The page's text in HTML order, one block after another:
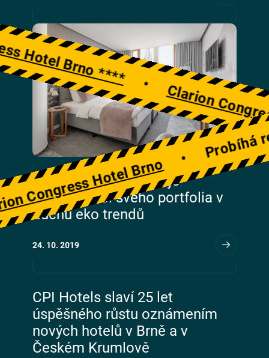
Hotel Brno • Probíhá
Hotel Brno **** • Clarion
CPI Hotels představuje
modernizaci svého portfolia v
duchu eko trendů
24. 10. 2019
CPI Hotels slaví 25 let
úspěšného růstu oznámením
nových hotelů v Brně a v
Českém Krumlově